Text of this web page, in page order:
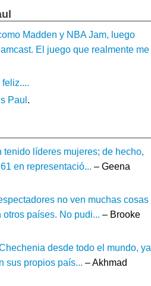
Madden y NBA Jam, luego
El juego que realmente me
Paul .
tenido líderes mujeres; de hecho,
en representació... – Geena
no ven muchas cosas
países. No pudi... – Brooke
desde todo el mundo, ya
sus propios país... – Akhmad